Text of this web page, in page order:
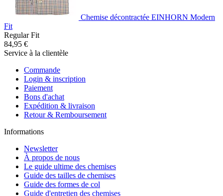
Chemise décontractée EINHORN Modern
Fit
Regular Fit
84,95 €
Service à la clientèle
Commande
Login & inscription
Paiement
Bons d'achat
Expédition & livraison
Retour & Remboursement
Informations
Newsletter
À propos de nous
Le guide ultime des chemises
Guide des tailles de chemises
Guide des formes de col
Guide d'entretien des chemises